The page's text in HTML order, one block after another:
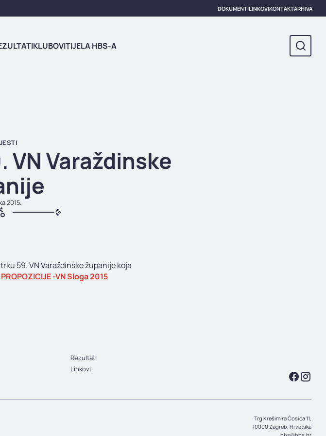
DOKUMENTILINKOVIKONTAKTARHIVA
KLUBOVITIJELA HBS-A
VN Varaždinske
2015.
59. VN Varaždinske županije koja
PROPOZICIJE -VN Sloga 2015
Rezultati
Linkovi
Trg Krešimira Ćosića 11,
10000 Zagreb, Hrvatska